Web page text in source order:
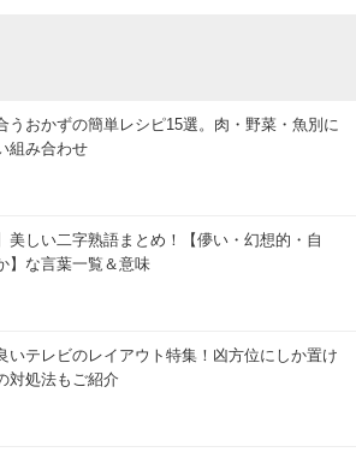
うおかずの簡単レシピ15選。肉・野菜・魚別に
組み合わせ
美しい二字熟語まとめ！【儚い・幻想的・自
】な言葉一覧＆意味
いテレビのレイアウト特集！凶方位にしか置け
対処法もご紹介